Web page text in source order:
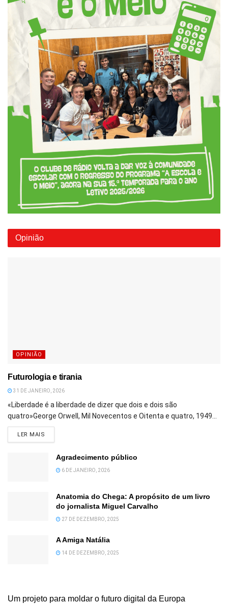
Opinião
OPINIÃO
Futurologia e tirania
31 DE JANEIRO, 2026
«Liberdade é a liberdade de dizer que dois e dois são
quatro»George Orwell, Mil Novecentos e Oitenta e quatro, 1949...
LER MAIS
Agradecimento público
6 DE JANEIRO, 2026
Anatomia do Chega: A propósito de um livro
do jornalista Miguel Carvalho
27 DE DEZEMBRO, 2025
A Amiga Natália
14 DE DEZEMBRO, 2025
Um projeto para moldar o futuro digital da Europa